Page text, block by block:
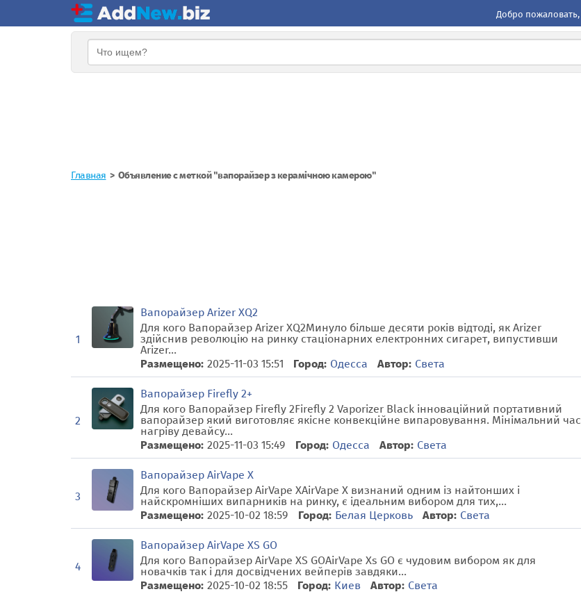
Добро пожаловать,
Главная Объявление с меткой "вапорайзер з керамічною камерою"
1
Вапорайзер Arizer XQ2
Для кого Вапорайзер Arizer XQ2Минуло більше десяти років відтоді, як Arizer
здійснив революцію на ринку стаціонарних електронних сигарет, випустивши
Arizer...
Размещено: 2025-11-03 15:51 Город: Одесса Автор: Света
2
Вапорайзер Firefly 2+
Для кого Вапорайзер Firefly 2Firefly 2 Vaporizer Black інноваційний портативний
вапорайзер який виготовляє якісне конвекційне випаровування. Мінімальний час
нагріву девайсу...
Размещено: 2025-11-03 15:49 Город: Одесса Автор: Света
3
Вапорайзер AirVape X
Для кого Вапорайзер AirVape XAirVape X визнаний одним із найтонших і
найскромніших випарників на ринку, є ідеальним вибором для тих,...
Размещено: 2025-10-02 18:59 Город: Белая Церковь Автор: Света
4
Вапорайзер AirVape XS GO
Для кого Вапорайзер AirVape XS GOAirVape Xs GO є чудовим вибором як для
новачків так і для досвідчених вейперів завдяки...
Размещено: 2025-10-02 18:55 Город: Киев Автор: Света